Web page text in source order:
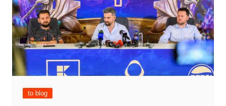
to blog